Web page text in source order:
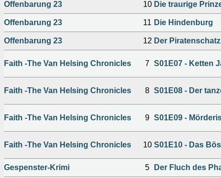
Offenbarung 23 10 Die traurige
Offenbarung 23 11 Die Hindenburg
Offenbarung 23 12 Der Piratenschatz
Faith -The Van Helsing Chronicles 7 S01E07 - Ketten
Faith -The Van Helsing Chronicles 8 S01E08 - Der
Faith -The Van Helsing Chronicles 9 S01E09 -
Faith -The Van Helsing Chronicles 10 S01E10 - Das
Gespenster-Krimi 5 Der Fluch des